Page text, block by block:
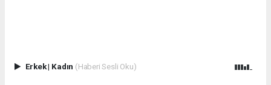
Erkek| Kadın (Haberi Sesli Oku)